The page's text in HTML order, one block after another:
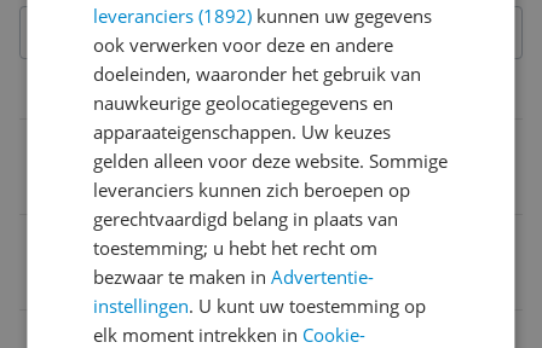
Mogelijke vereisten instellen en gebruik
Wifi vereist
Delen van gebruikersgegevens vereist
leveranciers (1892) kunnen uw gegevens
ook verwerken voor deze en andere
doeleinden, waaronder het gebruik van
nauwkeurige geolocatiegegevens en
apparaateigenschappen. Uw keuzes
gelden alleen voor deze website. Sommige
leveranciers kunnen zich beroepen op
gerechtvaardigd belang in plaats van
toestemming; u hebt het recht om
bezwaar te maken inAdvertentie-
instellingen. U kunt uw toestemming op
elk moment intrekken in Cookie-